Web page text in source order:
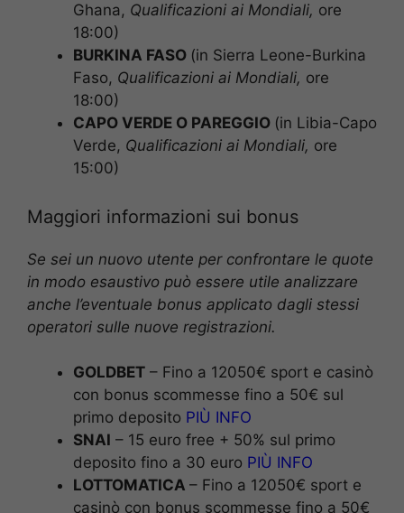
Ghana, Qualificazioni ai Mondiali, ore
18:00)
BURKINA FASO (in Sierra Leone-Burkina
Faso, Qualificazioni ai Mondiali, ore
18:00)
CAPO VERDE O PAREGGIO (in Libia-Capo
Verde, Qualificazioni ai Mondiali, ore
15:00)
Maggiori informazioni sui bonus
Se sei un nuovo utente per confrontare le quote
in modo esaustivo può essere utile analizzare
anche l’eventuale bonus applicato dagli stessi
operatori sulle nuove registrazioni.
GOLDBET – Fino a 12050€ sport e casinò
con bonus scommesse fino a 50€ sul
primo deposito PIÙ INFO
SNAI – 15 euro free + 50% sul primo
deposito fino a 30 euro PIÙ INFO
LOTTOMATICA – Fino a 12050€ sport e
casinò con bonus scommesse fino a 50€